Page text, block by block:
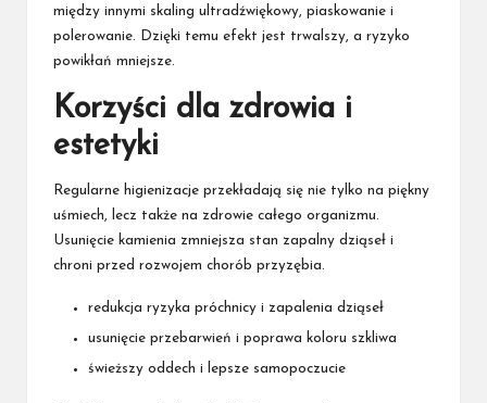
między innymi skaling ultradźwiękowy, piaskowanie i
polerowanie. Dzięki temu efekt jest trwalszy, a ryzyko
powikłań mniejsze.
Korzyści dla zdrowia i
estetyki
Regularne higienizacje przekładają się nie tylko na piękny
uśmiech, lecz także na zdrowie całego organizmu.
Usunięcie kamienia zmniejsza stan zapalny dziąseł i
chroni przed rozwojem chorób przyzębia.
redukcja ryzyka próchnicy i zapalenia dziąseł
usunięcie przebarwień i poprawa koloru szkliwa
świeższy oddech i lepsze samopoczucie